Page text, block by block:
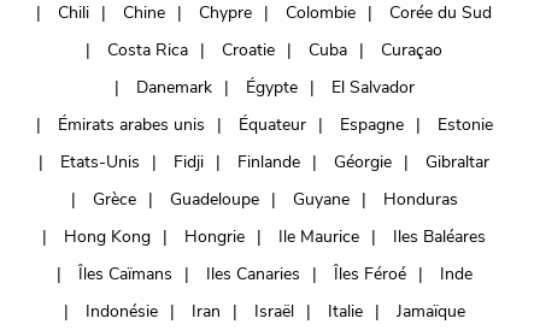
Chili
Chine Chypre Colombie
Corée du Sud
Costa Rica
Croatie Cuba
Curaçao
Danemark
Égypte
El Salvador
Émirats arabes unis
Équateur Espagne
Estonie
Etats-Unis
Fidji Finlande Géorgie
Gibraltar
Grèce
Guadeloupe Guyane
Honduras
Hong Kong
Hongrie Ile Maurice
Iles Baléares
Îles Caïmans
Iles Canaries Îles Féroé
Inde
Indonésie
Iran Israël Italie
Jamaïque